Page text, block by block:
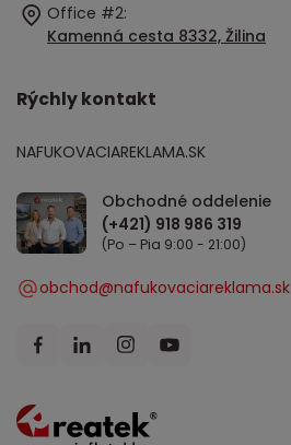
Office #2:
Kamenná cesta 8332, Žilina
Rýchly kontakt
NAFUKOVACIAREKLAMA.SK
Obchodné oddelenie
(Po – Pia 9:00 - 21:00)
obchod@nafukovaciareklama.sk